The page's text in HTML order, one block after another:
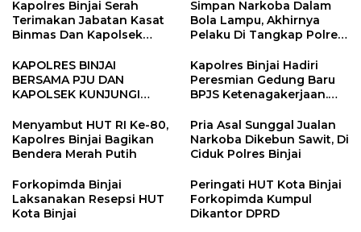
Kapolres Binjai Serah
Terimakan Jabatan Kasat
Binmas Dan Kapolsek
Simpan Narkoba Dalam
Bola Lampu, Akhirnya
Pelaku Di Tangkap Polres
KAPOLRES BINJAI
BERSAMA PJU DAN
KAPOLSEK KUNJUNGI
BINJAI
Kapolres Binjai Hadiri
Peresmian Gedung Baru
BPJS Ketenagakerjaan.
Menyeluruh bagi Pekerja”
Menyambut HUT RI Ke-80,
Kapolres Binjai Bagikan
Bendera Merah Putih
Pria Asal Sunggal Jualan
Narkoba Dikebun Sawit, Di
Ciduk Polres Binjai
Forkopimda Binjai
Laksanakan Resepsi HUT
Kota Binjai
Peringati HUT Kota Binjai
Forkopimda Kumpul
Dikantor DPRD